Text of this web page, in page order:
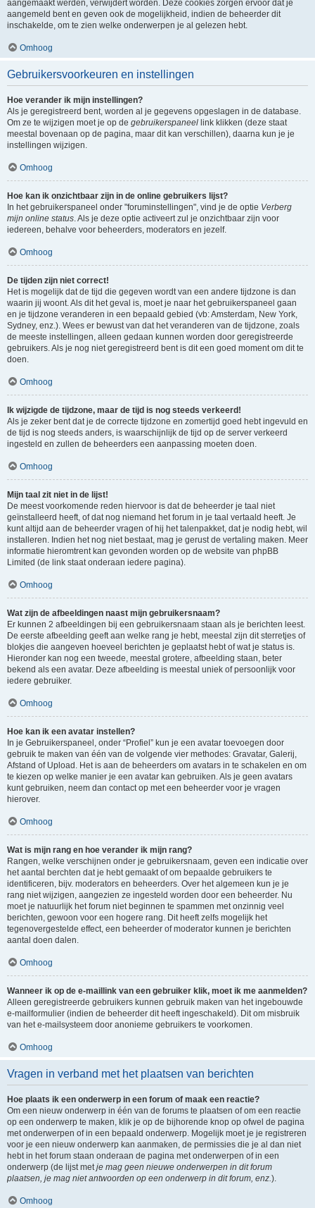
aangemaakt werden, verwijdert worden. Deze cookies zorgen ervoor dat je
aangemeld bent en geven ook de mogelijkheid, indien de beheerder dit
inschakelde, om te zien welke onderwerpen je al gelezen hebt.
Omhoog
Gebruikersvoorkeuren en instellingen
Hoe verander ik mijn instellingen?
Als je geregistreerd bent, worden al je gegevens opgeslagen in de database.
Om ze te wijzigen moet je op de gebruikerspaneel link klikken (deze staat
meestal bovenaan op de pagina, maar dit kan verschillen), daarna kun je je
instellingen wijzigen.
Omhoog
Hoe kan ik onzichtbaar zijn in de online gebruikers lijst?
In het gebruikerspaneel onder "foruminstellingen", vind je de optie Verberg
mijn online status. Als je deze optie activeert zul je onzichtbaar zijn voor
iedereen, behalve voor beheerders, moderators en jezelf.
Omhoog
De tijden zijn niet correct!
Het is mogelijk dat de tijd die gegeven wordt van een andere tijdzone is dan
waarin jij woont. Als dit het geval is, moet je naar het gebruikerspaneel gaan
en je tijdzone veranderen in een bepaald gebied (vb: Amsterdam, New York,
Sydney, enz.). Wees er bewust van dat het veranderen van de tijdzone, zoals
de meeste instellingen, alleen gedaan kunnen worden door geregistreerde
gebruikers. Als je nog niet geregistreerd bent is dit een goed moment om dit te
doen.
Omhoog
Ik wijzigde de tijdzone, maar de tijd is nog steeds verkeerd!
Als je zeker bent dat je de correcte tijdzone en zomertijd goed hebt ingevuld en
de tijd is nog steeds anders, is waarschijnlijk de tijd op de server verkeerd
ingesteld en zullen de beheerders een aanpassing moeten doen.
Omhoog
Mijn taal zit niet in de lijst!
De meest voorkomende reden hiervoor is dat de beheerder je taal niet
geïnstalleerd heeft, of dat nog niemand het forum in je taal vertaald heeft. Je
kunt altijd aan de beheerder vragen of hij het talenpakket, dat je nodig hebt, wil
installeren. Indien het nog niet bestaat, mag je gerust de vertaling maken. Meer
informatie hieromtrent kan gevonden worden op de website van phpBB
Limited (de link staat onderaan iedere pagina).
Omhoog
Wat zijn de afbeeldingen naast mijn gebruikersnaam?
Er kunnen 2 afbeeldingen bij een gebruikersnaam staan als je berichten leest.
De eerste afbeelding geeft aan welke rang je hebt, meestal zijn dit sterretjes of
blokjes die aangeven hoeveel berichten je geplaatst hebt of wat je status is.
Hieronder kan nog een tweede, meestal grotere, afbeelding staan, beter
bekend als een avatar. Deze afbeelding is meestal uniek of persoonlijk voor
iedere gebruiker.
Omhoog
Hoe kan ik een avatar instellen?
In je Gebruikerspaneel, onder “Profiel” kun je een avatar toevoegen door
gebruik te maken van één van de volgende vier methodes: Gravatar, Galerij,
Afstand of Upload. Het is aan de beheerders om avatars in te schakelen en om
te kiezen op welke manier je een avatar kan gebruiken. Als je geen avatars
kunt gebruiken, neem dan contact op met een beheerder voor je vragen
hierover.
Omhoog
Wat is mijn rang en hoe verander ik mijn rang?
Rangen, welke verschijnen onder je gebruikersnaam, geven een indicatie over
het aantal berchten dat je hebt gemaakt of om bepaalde gebruikers te
identificeren, bijv. moderators en beheerders. Over het algemeen kun je je
rang niet wijzigen, aangezien ze ingesteld worden door een beheerder. Nu
moet je natuurlijk het forum niet beginnen te spammen met onzinnig veel
berichten, gewoon voor een hogere rang. Dit heeft zelfs mogelijk het
tegenovergestelde effect, een beheerder of moderator kunnen je berichten
aantal doen dalen.
Omhoog
Wanneer ik op de e-maillink van een gebruiker klik, moet ik me aanmelden?
Alleen geregistreerde gebruikers kunnen gebruik maken van het ingebouwde
e-mailformulier (indien de beheerder dit heeft ingeschakeld). Dit om misbruik
van het e-mailsysteem door anonieme gebruikers te voorkomen.
Omhoog
Vragen in verband met het plaatsen van berichten
Hoe plaats ik een onderwerp in een forum of maak een reactie?
Om een nieuw onderwerp in één van de forums te plaatsen of om een reactie
op een onderwerp te maken, klik je op de bijhorende knop op ofwel de pagina
met onderwerpen of in een bepaald onderwerp. Mogelijk moet je je registreren
voor je een nieuw onderwerp kan aanmaken, de permissies die je al dan niet
hebt in het forum staan onderaan de pagina met onderwerpen of in een
onderwerp (de lijst metje mag geen nieuwe onderwerpen in dit forum
plaatsen, je mag niet antwoorden op een onderwerp in dit forum, enz.).
Omhoog